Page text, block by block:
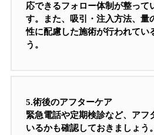
応できるフォロー体制が整って
す。また、吸引・注入方法、量
性に配慮した施術が行われてい
う。
5.術後のアフターケア
緊急電話や定期検診など、アフ
いるかも確認しておきましょう